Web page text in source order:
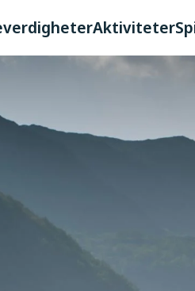
Aktiviteter